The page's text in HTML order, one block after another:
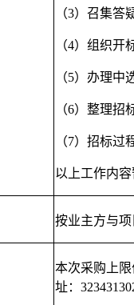
（3）召集答
（4）组织开
（5）办理中
（6）整理招
（7）招标过
以上工作内
按业主方与项
本次采购上限
址：